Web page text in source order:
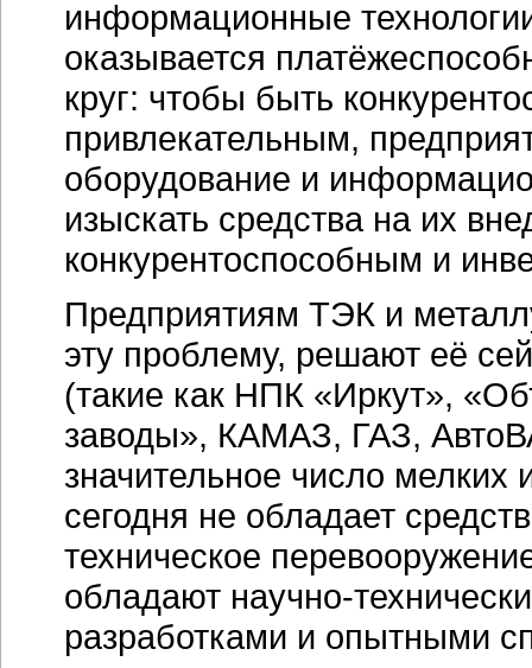
информационные
оказывается
круг: чтобы быть
привлекательным,
оборудование и
изыскать средства на их
конкурентоспособным и
Предприятиям ТЭК и
эту проблему, решают её
(такие как НПК «Иркут»,
заводы», КАМАЗ, ГАЗ,
значительное число
сегодня не обладает
техническое
обладают научно-
разработками и опытными